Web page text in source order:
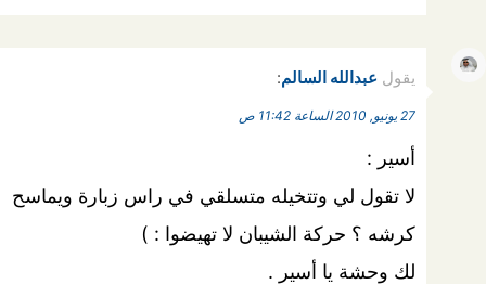
يقول عبدالله السالم:
27 يونيو, 2010 الساعة 11:42 ص
أسير :
لا تقول لي وتتخيله متسلقي في راس زبارة ويماسح
كرشه ؟ حركة الشيبان لا تهيضوا : )
لك وحشة يا أسير .